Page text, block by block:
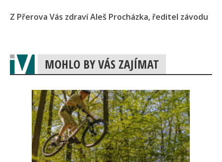
Z Přerova Vás zdraví Aleš Procházka, ředitel závodu
MOHLO BY VÁS ZAJÍMAT